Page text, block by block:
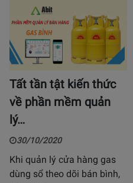
Tất tần tật kiến thức
về phần mềm quản
lý…
30/10/2020
Khi quản lý cửa hàng gas
dùng sổ theo dõi bán bình,